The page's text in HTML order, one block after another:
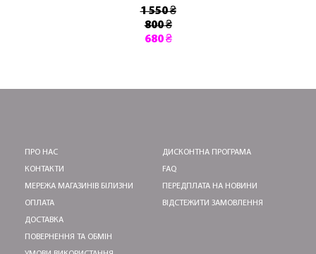
1 550 ₴
800 ₴
680 ₴
ПРО НАС
КОНТАКТИ
МЕРЕЖА МАГАЗИНІВ БІЛИЗНИ
ОПЛАТА
ДОСТАВКА
ПОВЕРНЕННЯ ТА ОБМІН
ДИСКОНТНА ПРОГРАМА
FAQ
ПЕРЕДПЛАТА НА НОВИНИ
ВІДСТЕЖИТИ ЗАМОВЛЕННЯ